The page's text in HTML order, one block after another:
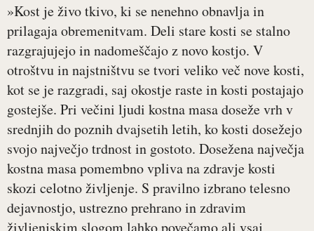
»Kost je živo tkivo, ki se nenehno obnavlja in
prilagaja obremenitvam. Deli stare kosti se stalno
razgrajujejo in nadomeščajo z novo kostjo. V
otroštvu in najstništvu se tvori veliko več nove kosti,
kot se je razgradi, saj okostje raste in kosti postajajo
gostejše. Pri večini ljudi kostna masa doseže vrh v
srednjih do poznih dvajsetih letih, ko kosti dosežejo
svojo največjo trdnost in gostoto. Dosežena največja
kostna masa pomembno vpliva na zdravje kosti
skozi celotno življenje. S pravilno izbrano telesno
dejavnostjo, ustrezno prehrano in zdravim
življenjskim slogom lahko povečamo ali vsaj